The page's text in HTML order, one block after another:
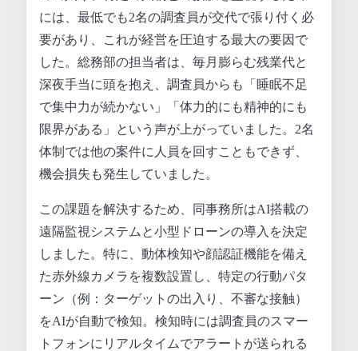
には、最低でも2名の調査員が交代で張り付く必
要があり、これが経営を圧迫する最大の要因で
した。総務部の担当者は、毎月膨らむ残業代と
深夜手当に頭を抱え、調査員からも「睡眠不足
で集中力が続かない」「体力的にも精神的にも
限界がある」という声が上がっていました。2名
体制では他の案件に人員を回すこともできず、
機会損失も発生していました。
この課題を解決するため、同事務所はAI搭載の
遠隔監視システムと小型ドローンの導入を決定
しました。特に、動体検知や顔認証機能を備え
た赤外線カメラを複数設置し、特定の行動パタ
ーン（例：ターゲットの出入り、不審な接触）
をAIが自動で検知。検知時には調査員のスマー
トフォンにリアルタイムでアラートが送られる